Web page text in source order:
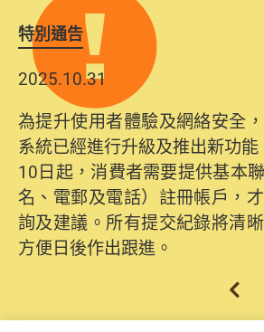
特別通告
2025.10.31
為提升使用者體驗及網絡安全
系統已經進行升級及推出新功
10日起，消費者需要提供基本
名、電郵及電話）註冊帳戶，
詢及建議。所有提交紀錄將清
方便日後作出跟進。